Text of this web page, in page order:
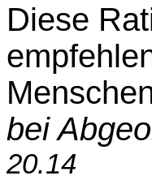
Diese
bei
20.14